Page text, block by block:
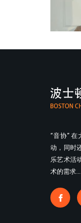
“音协”
动，同时
乐艺术活
术的需求...